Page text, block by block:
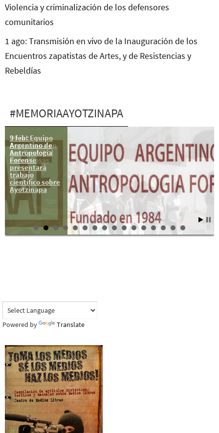
Violencia y criminalización de los defensores
comunitarios
1 ago: Transmisión en vivo de la Inauguración de los
Encuentros zapatistas de Artes, y de Resistencias y
Rebeldías
#MEMORIAAYOTZINAPA
9 feb: Equipo
Argentino de
Antropología
Forense
presentará
trabajo
científico sobre
Ayotzinapa
30 jul:
Ayotzinapa en
San Cristóbal
de las Casas
Powered by Translate